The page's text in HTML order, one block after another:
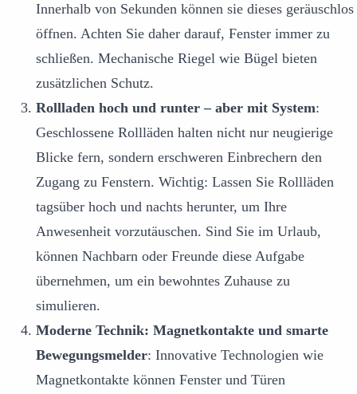
Innerhalb von Sekunden können sie dieses geräuschlos
öffnen. Achten Sie daher darauf, Fenster immer zu
schließen. Mechanische Riegel wie Bügel bieten
zusätzlichen Schutz.
Rollladen hoch und runter – aber mit System:
Geschlossene Rollläden halten nicht nur neugierige
Blicke fern, sondern erschweren Einbrechern den
Zugang zu Fenstern. Wichtig: Lassen Sie Rollläden
tagsüber hoch und nachts herunter, um Ihre
Anwesenheit vorzutäuschen. Sind Sie im Urlaub,
können Nachbarn oder Freunde diese Aufgabe
übernehmen, um ein bewohntes Zuhause zu
simulieren.
Moderne Technik: Magnetkontakte und smarte
Bewegungsmelder: Innovative Technologien wie
Magnetkontakte können Fenster und Türen